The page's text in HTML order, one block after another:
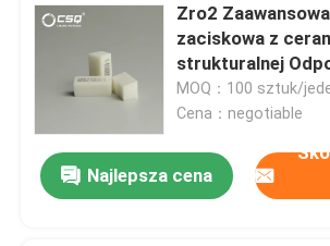
Zro2
zaciskowa z
strukturalnej
podpora
MOQ：100 sztuk/
Cena：negotiable
Najlepsza cena